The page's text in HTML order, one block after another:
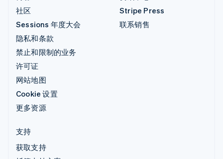
社区
Sessions 年度大会
隐私和条款
禁止和限制的业务
许可证
网站地图
Cookie 设置
更多资源
Stripe Press
联系销售
支持
获取支持